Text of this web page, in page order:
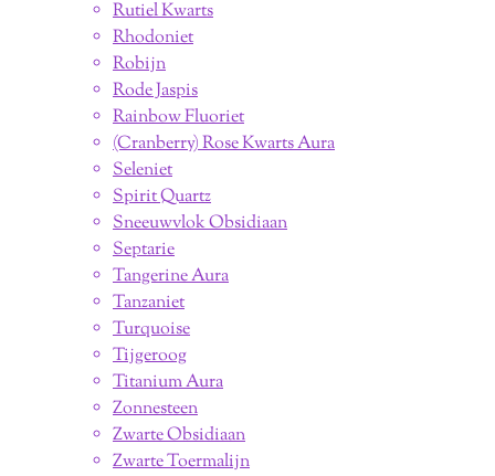
Rutiel Kwarts
Rhodoniet
Robijn
Rode Jaspis
Rainbow Fluoriet
(Cranberry) Rose Kwarts Aura
Seleniet
Spirit Quartz
Sneeuwvlok Obsidiaan
Septarie
Tangerine Aura
Tanzaniet
Turquoise
Tijgeroog
Titanium Aura
Zonnesteen
Zwarte Obsidiaan
Zwarte Toermalijn